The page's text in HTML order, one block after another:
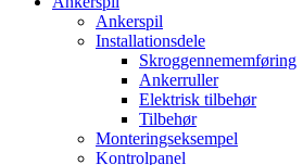
Ankerspil
Installationsdele
Skroggennememføring
Ankerruller
Elektrisk tilbehør
Tilbehør
Monteringseksempel
Kontrolpanel